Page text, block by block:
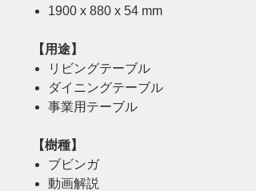
1900 x 880 x 54 mm
【用途】
リビングテーブル
ダイニングテーブル
事業用テーブル
【樹種】
ブビンガ
動画解説